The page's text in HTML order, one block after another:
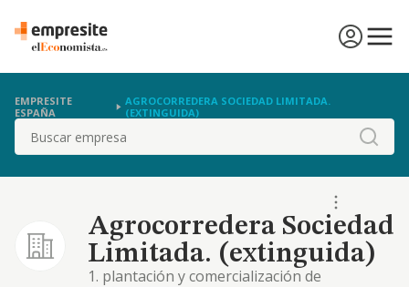
EMPRESITE
ESPAÑA
AGROCORREDERA SOCIEDAD LIMITADA.
(EXTINGUIDA)
Buscar
Agrocorredera Sociedad
Limitada. (extinguida)
1. plantación y comercialización de